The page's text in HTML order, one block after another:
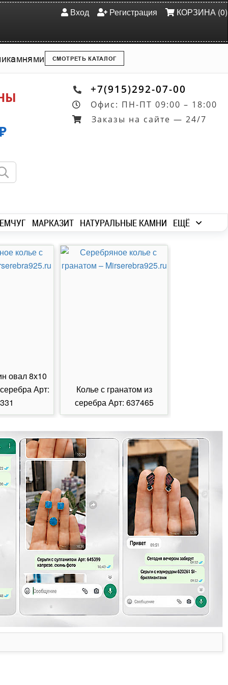
Вход Регистрация КОРЗИНА (0)
камнями СМОТРЕТЬ КАТАЛОГ
+7(915)292-07-00
Офис: ПН-ПТ 09:00 – 18:00
Заказы на сайте — 24/7
МАРКАЗИТ НАТУРАЛЬНЫЕ КАМНИ ЕЩЁ
овал 8х10
Арт:
Колье с гранатом из
серебра Арт: 637465